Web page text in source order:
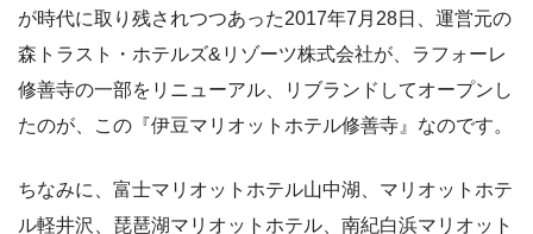
が時代に取り残されつつあった2017年7月28日、運営元の
森トラスト・ホテルズ&リゾーツ株式会社が、ラフォーレ
修善寺の一部をリニューアル、リブランドしてオープンし
たのが、この『伊豆マリオットホテル修善寺』なのです。
ちなみに、富士マリオットホテル山中湖、マリオットホテ
ル軽井沢、琵琶湖マリオットホテル、南紀白浜マリオット